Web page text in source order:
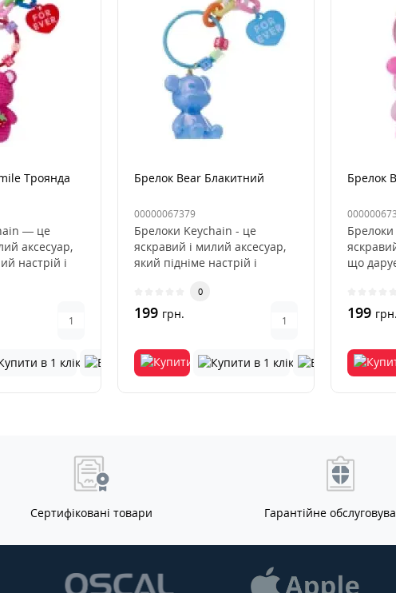
Троянда
— це
аксесуар,
настрій і
Брелок Bear Блакитний
00000067379
Брелоки Keychain - це
яскравий і милий аксесуар,
який підніме настрій і
0
199 грн.
Брелок
що
199 грн.
Сертифіковані товари Гарантійне